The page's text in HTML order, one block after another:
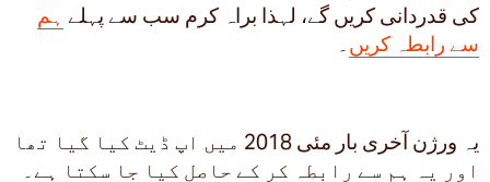
کی قدردانی کریں گے، لہذا براہ کرم سب سے پہلے ہم
سے رابطہ کریں۔
یہ ورژن آخری بار مئی 2018 میں اپ ڈیٹ کیا گیا تھا
اور یہ ہم سے رابطہ کر کے حاصل کیا جا سکتا ہے۔